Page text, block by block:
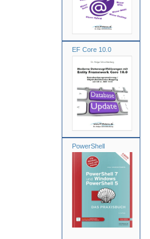
EF Core 10.0
PowerShell